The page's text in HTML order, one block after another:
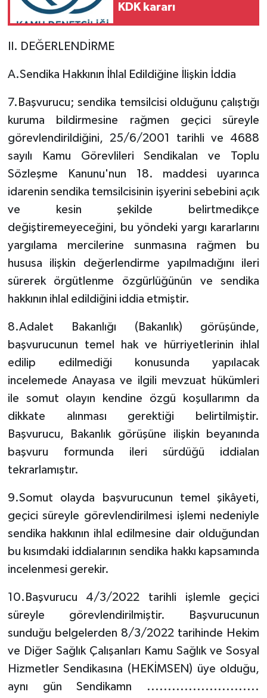
KDK kararı
II. DEĞERLENDİRME
A.Sendika Hakkının İhlal Edildiğine İlişkin İddia
7.Başvurucu; sendika temsilcisi olduğunu çalıştığı
kuruma bildirmesine rağmen geçici süreyle
görevlendirildiğini, 25/6/2001 tarihli ve 4688
sayılı Kamu Görevlileri Sendikalan ve Toplu
Sözleşme Kanunu'nun 18. maddesi uyarınca
idarenin sendika temsilcisinin işyerini sebebini açık
ve kesin şekilde belirtmedikçe
değiştiremeyeceğini, bu yöndeki yargı kararlarını
yargılama mercilerine sunmasına rağmen bu
hususa ilişkin değerlendirme yapılmadığını ileri
sürerek örgütlenme özgürlüğünün ve sendika
hakkının ihlal edildiğini iddia etmiştir.
8.Adalet Bakanlığı (Bakanlık) görüşünde,
başvurucunun temel hak ve hürriyetlerinin ihlal
edilip edilmediği konusunda yapılacak
incelemede Anayasa ve ilgili mevzuat hükümleri
ile somut olayın kendine özgü koşullarımn da
dikkate alınması gerektiği belirtilmiştir.
Başvurucu, Bakanlık görüşüne ilişkin beyanında
başvuru formunda ileri sürdüğü iddialan
tekrarlamıştır.
9.Somut olayda başvurucunun temel şikâyeti,
geçici süreyle görevlendirilmesi işlemi nedeniyle
sendika hakkının ihlal edilmesine dair olduğundan
bu kısımdaki iddialarının sendika hakkı kapsamında
incelenmesi gerekir.
10.Başvurucu 4/3/2022 tarihli işlemle geçici
süreyle görevlendirilmiştir. Başvurucunun
sunduğu belgelerden 8/3/2022 tarihinde Hekim
ve Diğer Sağlık Çalışanları Kamu Sağlık ve Sosyal
Hizmetler Sendikasına (HEKİMSEN) üye olduğu,
aynı gün Sendikamn ...........................